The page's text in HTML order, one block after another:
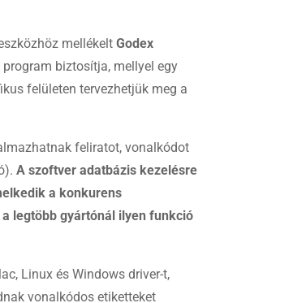
mellékelt Godex
biztosítja, mellyel egy
felületen tervezhetjük meg a
feliratot, vonalkódot
A szoftver adatbázis kezelésre
a konkurens
legtöbb gyártónál ilyen funkció
Linux és Windows driver-t,
vonalkódos etiketteket